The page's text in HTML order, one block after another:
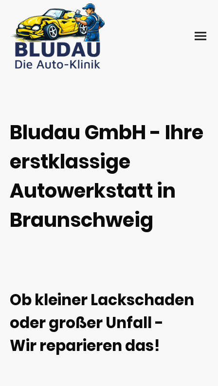
Bludau GmbH - Ihre
erstklassige
Autowerkstatt in
Braunschweig
Ob kleiner Lackschaden
oder großer Unfall -
Wir reparieren das!